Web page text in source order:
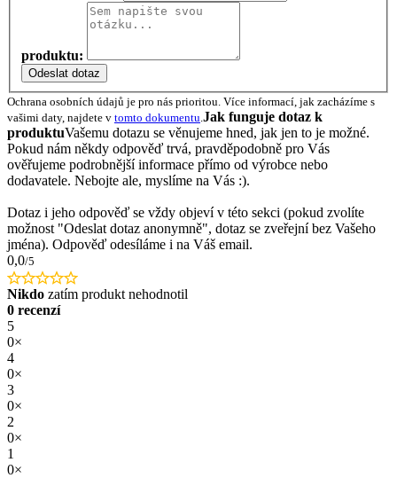
produktu:
Odeslat dotaz
Ochrana osobních údajů je pro nás prioritou. Více informací, jak zacházíme s
vašimi daty, najdete v tomto dokumentu Jak funguje dotaz k
produktuVašemu dotazu se věnujeme hned, jak jen to je možné.
Pokud nám někdy odpověď trvá, pravděpodobně pro Vás
ověřujeme podrobnější informace přímo od výrobce nebo
dodavatele. Nebojte ale, myslíme na Vás :).
Dotaz i jeho odpověď se vždy objeví v této sekci (pokud zvolíte
možnost "Odeslat dotaz anonymně", dotaz se zveřejní bez Vašeho
jména). Odpověď odesíláme i na Váš email.
0,0/5
Nikdo zatím produkt nehodnotil
0 recenzí
5
0×
4
0×
3
0×
2
0×
1
0×